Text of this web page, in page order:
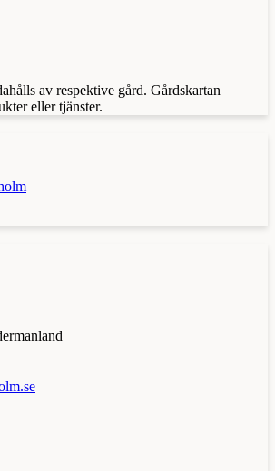
av respektive gård. Gårdskartan
eller tjänster.